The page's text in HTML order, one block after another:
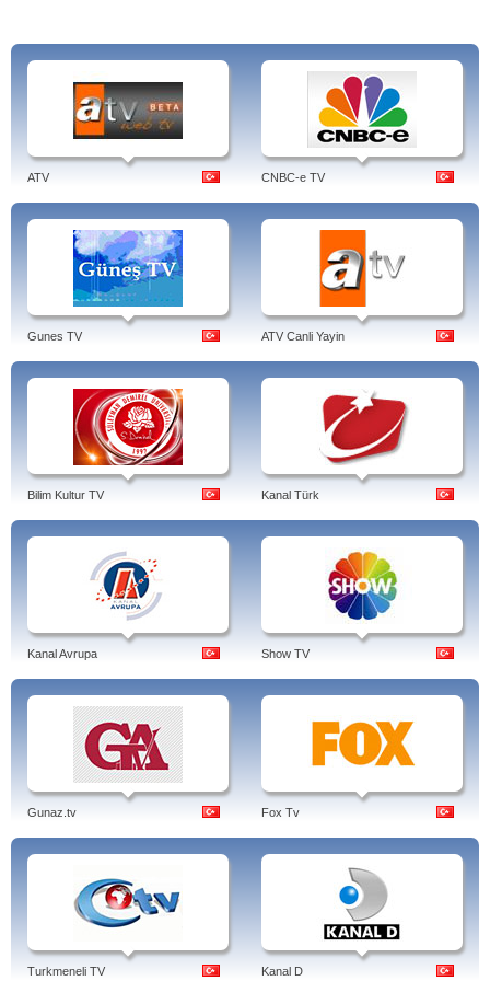
ATV CNBC-e TV
Gunes TV ATV Canli Yayin
Bilim Kultur TV Kanal Türk
Kanal Avrupa Show TV
Gunaz.tv Fox Tv
Turkmeneli TV Kanal D